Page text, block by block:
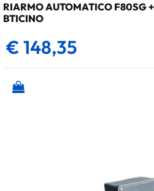
RIARMO AUTOMATICO F80SG
BTICINO
€ 148,35
Quantità